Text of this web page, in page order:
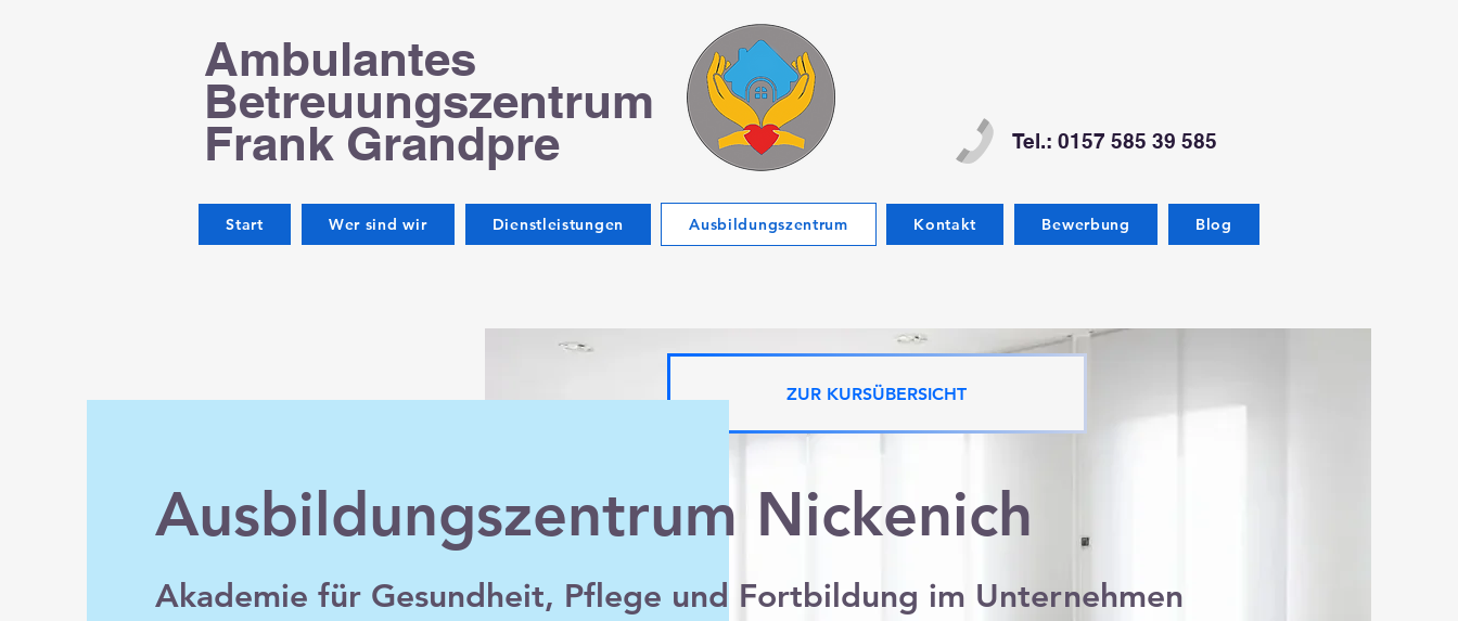
Ambulantes
Betreuungszentrum
Frank Grandpre Tel.: 0157 585 39 585
Start Wer sind wir Dienstleistungen Ausbildungszentrum Kontakt Bewerbung Blog
ZUR KURSÜBERSICHT
Ausbildungszentrum Nickenich
Akademie für Gesundheit, Pflege und Fortbildung im Unternehmen